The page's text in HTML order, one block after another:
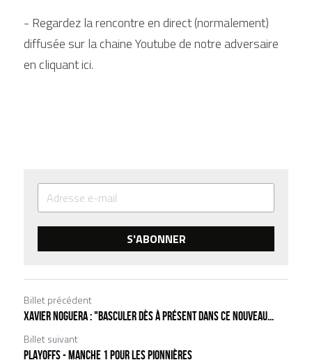
- Regardez la rencontre en direct (normalement)
en cliquant ici.
S'ABONNER
Billet précédent
Xavier Noguera : "Basculer dès à présent dans ce nouveau...
Billet suivant
PLAYOFFS - MANCHE 1 POUR LES PIONNIÈRES